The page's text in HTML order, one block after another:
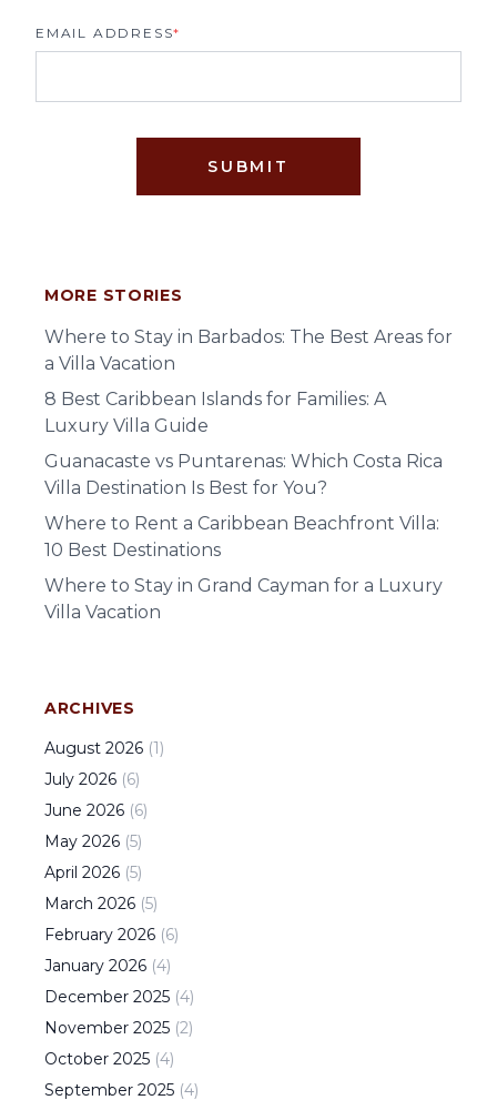
EMAIL ADDRESS*
SUBMIT
MORE STORIES
Where to Stay in Barbados: The Best Areas for
a Villa Vacation
8 Best Caribbean Islands for Families: A
Luxury Villa Guide
Guanacaste vs Puntarenas: Which Costa Rica
Villa Destination Is Best for You?
Where to Rent a Caribbean Beachfront Villa:
10 Best Destinations
Where to Stay in Grand Cayman for a Luxury
Villa Vacation
ARCHIVES
August 2026 (1)
July 2026 (6)
June 2026 (6)
May 2026 (5)
April 2026 (5)
March 2026 (5)
February 2026 (6)
January 2026 (4)
December 2025 (4)
November 2025 (2)
October 2025 (4)
September 2025 (4)